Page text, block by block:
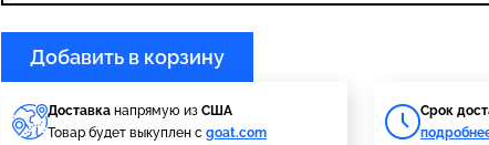
Добавить в корзину
Доставка напрямую из США
Товар будет выкуплен с goat.com
Cрок